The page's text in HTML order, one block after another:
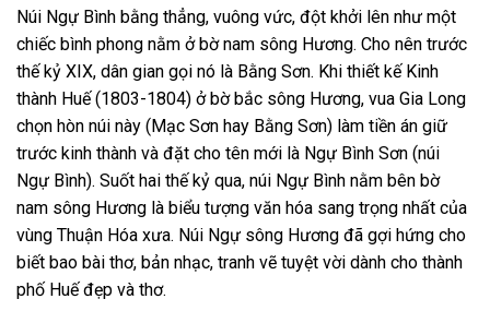
Núi Ngự Bình bằng thẳng, vuông vức, đột khởi lên như một
chiếc bình phong nằm ở bờ nam sông Hương. Cho nên trước
thế kỷ XIX, dân gian gọi nó là Bằng Sơn. Khi thiết kế Kinh
thành Huế (1803-1804) ở bờ bắc sông Hương, vua Gia Long
chọn hòn núi này (Mạc Sơn hay Bằng Sơn) làm tiền án giữ
trước kinh thành và đặt cho tên mới là Ngự Bình Sơn (núi
Ngự Bình). Suốt hai thế kỷ qua, núi Ngự Bình nằm bên bờ
nam sông Hương là biểu tượng văn hóa sang trọng nhất của
vùng Thuận Hóa xưa. Núi Ngự sông Hương đã gợi hứng cho
biết bao bài thơ, bản nhạc, tranh vẽ tuyệt vời dành cho thành
phố Huế đẹp và thơ.